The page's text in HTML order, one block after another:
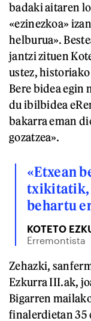
badaki aitaren
«ezinezkoa»
helburua».
jantzi zituen
ustez,
Bere bidea egin
du ibilbidea
bakarra eman
gozatzea».
«Etxean
txikitatik,
behartu
KOTETO
Erremontista
Zehazki,
Ezkurra III.ak,
Bigarren
finalerdietan 35